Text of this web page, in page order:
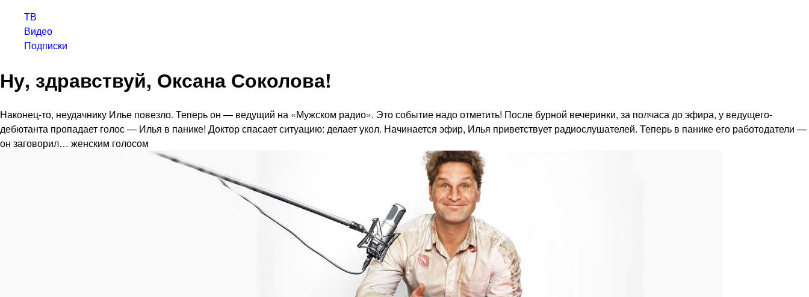
ТВ
Видео
Подписки
Ну, здравствуй, Оксана Соколова!
Наконец-то, неудачнику Илье повезло. Теперь он — ведущий на «Мужском радио». Это событие надо отметить! После бурной вечеринки, за полчаса до эфира, у ведущего-
дебютанта пропадает голос — Илья в панике! Доктор спасает ситуацию: делает укол. Начинается эфир, Илья приветствует радиослушателей. Теперь в панике его работодатели —
он заговорил… женским голосом